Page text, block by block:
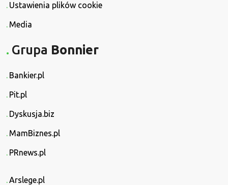
Ustawienia plików cookie
Media
Grupa Bonnier
Bankier.pl
Pit.pl
Dyskusja.biz
MamBiznes.pl
PRnews.pl
Arslege.pl